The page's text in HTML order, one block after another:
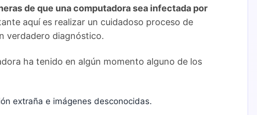
de que una computadora sea infectada por
aquí es realizar un cuidadoso proceso de
verdadero diagnóstico.
ha tenido en algún momento alguno de los
extraña e imágenes desconocidas.